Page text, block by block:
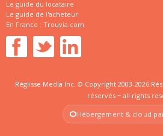
Le guide du locataire
Le guide de l'acheteur
En France : Trouvia.com
Réglisse Media Inc. © Copyright 2003-2026
réservés ~ all rights
Hébergement & cloud